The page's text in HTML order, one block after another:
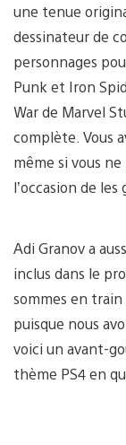
une tenue
dessinateur de
personnages
Punk et Iron
War de Marvel
complète. Vous
même si vous
l’occasion de
Adi Granov a
inclus dans le
sommes en train
puisque nous
voici un avant-
thème PS4 en